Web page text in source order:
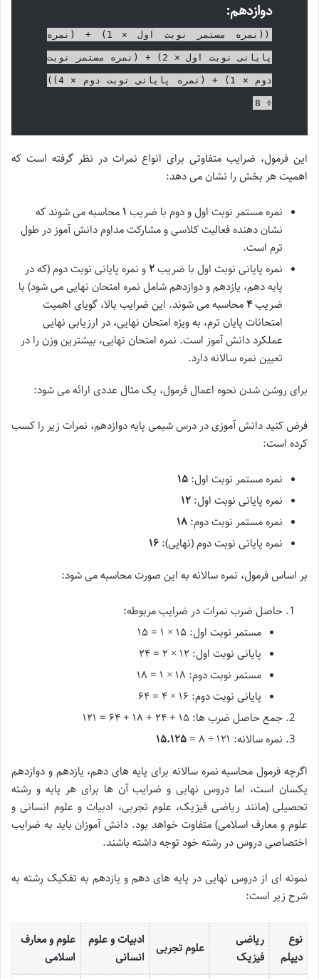
دوازدهم:
((نمره مستمر نوبت اول × 1) + (نمره
پایانی نوبت اول × 2) + (نمره مستمر نوبت
دوم × 1) + (نمره پایانی نوبت دوم × 4))
÷ 8
این فرمول، ضرایب متفاوتی برای انواع نمرات در نظر گرفته است که
اهمیت هر بخش را نشان می دهد:
نمره مستمر نوبت اول و دوم با ضریب ۱ محاسبه می شوند که
نشان دهنده فعالیت کلاسی و مشارکت مداوم دانش آموز در طول
ترم است.
نمره پایانی نوبت اول با ضریب۲ و نمره پایانی نوبت دوم (که در
پایه دهم، یازدهم و دوازدهم شامل نمره امتحان نهایی می شود) با
ضریب۴ محاسبه می شوند. این ضرایب بالا، گویای اهمیت
امتحانات پایان ترم، به ویژه امتحان نهایی، در ارزیابی نهایی
عملکرد دانش آموز است. نمره امتحان نهایی، بیشترین وزن را در
تعیین نمره سالانه دارد.
برای روشن شدن نحوه اعمال فرمول، یک مثال عددی ارائه می شود:
فرض کنید دانش آموزی در درس شیمی پایه دوازدهم، نمرات زیر را کسب
کرده است:
نمره مستمر نوبت اول: ۱۵
نمره پایانی نوبت اول: ۱۲
نمره مستمر نوبت دوم: ۱۸
نمره پایانی نوبت دوم (نهایی): ۱۶
بر اساس فرمول، نمره سالانه به این صورت محاسبه می شود:
حاصل ضرب نمرات در ضرایب مربوطه:
مستمر نوبت اول: ۱۵ × ۱ = ۱۵
پایانی نوبت اول: ۱۲ × ۲ = ۲۴
مستمر نوبت دوم: ۱۸ × ۱ = ۱۸
پایانی نوبت دوم: ۱۶ × ۴ = ۶۴
جمع حاصل ضرب ها: ۱۵ + ۲۴ + ۱۸ + ۶۴ = ۱۲۱
نمره سالانه: ۱۲۱ ÷ ۸ =
۱۵.۱۲۵
اگرچه فرمول محاسبه نمره سالانه برای پایه های دهم، یازدهم و دوازدهم
یکسان است، اما دروس نهایی و ضرایب آن ها برای هر پایه و رشته
تحصیلی (مانند ریاضی فیزیک، علوم تجربی، ادبیات و علوم انسانی و
علوم و معارف اسلامی) متفاوت خواهد بود. دانش آموزان باید به ضرایب
اختصاصی دروس در رشته خود توجه داشته باشند.
نمونه ای از دروس نهایی در پایه های دهم و یازدهم به تفکیک رشته به
شرح زیر است:
نوع
دیپلم
ریاضی
فیزیک
علوم تجربی
ادبیات و علوم
انسانی
علوم و معارف
اسلامی